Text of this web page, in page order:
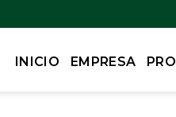
INICIO EMPRESA